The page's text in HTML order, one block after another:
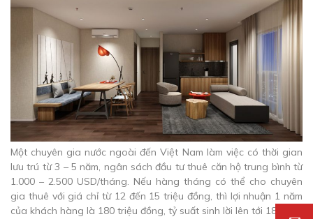
Một chuyên gia nước ngoài đến Việt Nam làm việc có thời gian
lưu trú từ 3 – 5 năm, ngân sách đầu tư thuê căn hộ trung bình từ
1.000 – 2.500 USD/tháng. Nếu hàng tháng có thể cho chuyên
gia thuê với giá chỉ từ 12 đến 15 triệu đồng, thì lợi nhuận 1 năm
của khách hàng là 180 triệu đồng, tỷ suất sinh lời lên tới 18%.